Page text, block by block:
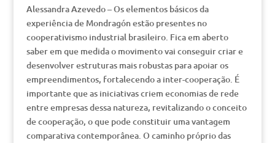
Alessandra Azevedo – Os elementos básicos da
experiência de Mondragón estão presentes no
cooperativismo industrial brasileiro. Fica em aberto
saber em que medida o movimento vai conseguir criar e
desenvolver estruturas mais robustas para apoiar os
empreendimentos, fortalecendo a inter-cooperação. É
importante que as iniciativas criem economias de rede
entre empresas dessa natureza, revitalizando o conceito
de cooperação, o que pode constituir uma vantagem
comparativa contemporânea. O caminho próprio das